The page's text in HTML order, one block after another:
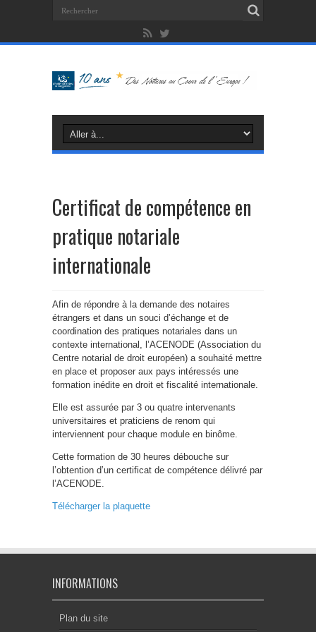
Certificat de compétence en
pratique notariale
internationale
Afin de répondre à la demande des notaires
étrangers et dans un souci d’échange et de
coordination des pratiques notariales dans un
contexte international, l’ACENODE (Association du
Centre notarial de droit européen) a souhaité mettre
en place et proposer aux pays intéressés une
formation inédite en droit et fiscalité internationale.
Elle est assurée par 3 ou quatre intervenants
universitaires et praticiens de renom qui
interviennent pour chaque module en binôme.
Cette formation de 30 heures débouche sur
l’obtention d’un certificat de compétence délivré par
l’ACENODE.
Télécharger la plaquette
INFORMATIONS
Plan du site